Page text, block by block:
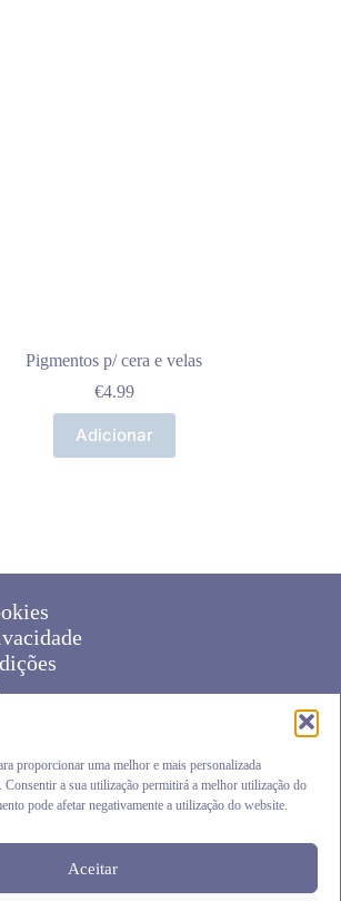
proporcionar uma melhor e mais personalizada
Consentir a sua utilização permitirá a melhor utilização do
pode afetar negativamente a utilização do website.
Aceitar
Pigmentos p/ cera e velas
€4.99
Adicionar